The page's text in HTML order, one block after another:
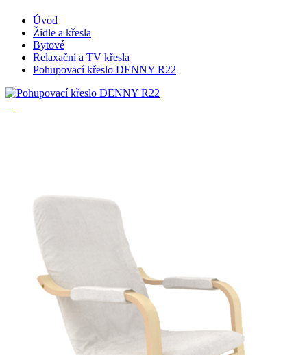
Úvod
Židle a křesla
Bytové
Relaxační a TV křesla
Pohupovací křeslo DENNY R22